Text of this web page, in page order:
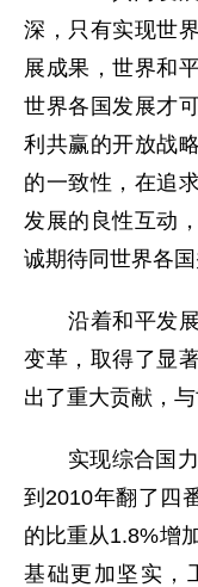
深，只有实现世
展成果，世界和
世界各国发展才
利共赢的开放战
的一致性，在追
发展的良性互动
诚期待同世界各
沿着和平发展
变革，取得了显
出了重大贡献，
实现综合国力
到2010年翻了四
的比重从1.8%增
基础更加坚实，